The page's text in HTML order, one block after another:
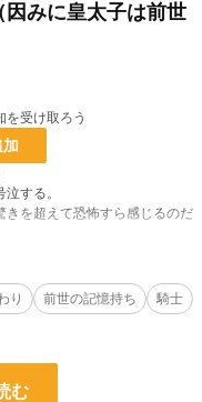
みに皇太子は前世
を受け取ろう
する。
きを超えて恐怖すら感じるのだ
衛騎士だった。
方々を自分が守ると強く誓う
い思いを抱きながら。
り 前世の記憶持ち
騎士
む